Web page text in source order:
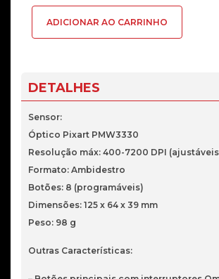
Neon
RGB
ADICIONAR AO CARRINHO
DETALHES
Sensor:
Óptico Pixart PMW3330
Resolução máx: 400-7200 DPI
Formato: Ambidestro
Botões: 8 (programáveis)
Dimensões: 125 x 64 x 39 mm
Peso: 98 g
Outras Características: